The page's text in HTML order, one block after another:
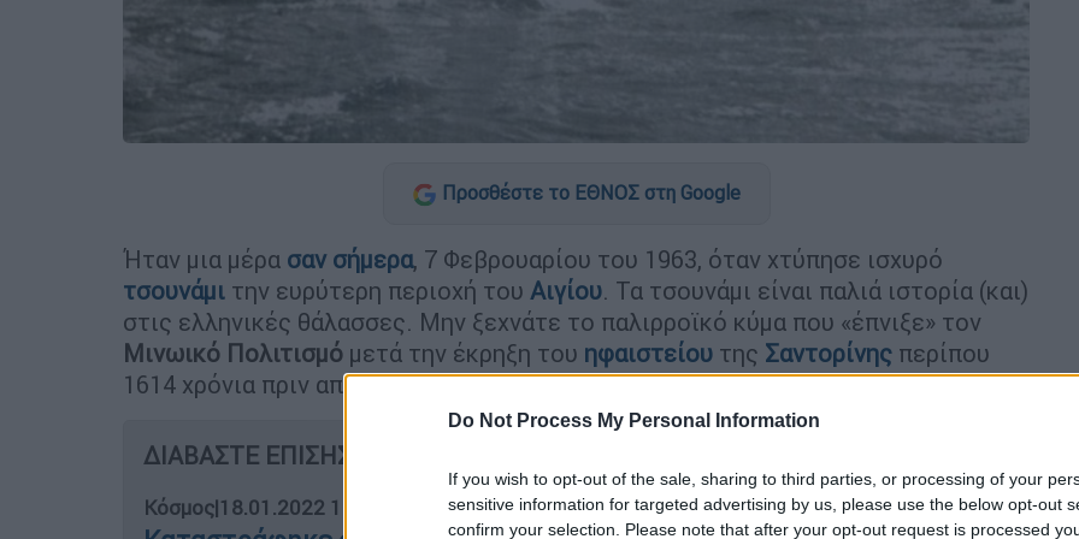
Do Not Process My Personal Information
If you wish to opt-out of the sale, sharing to third parties, or processing of your
sensitive information for targeted advertising by us, please use the below opt-out
confirm your selection. Please note that after your opt-out request is processed
Προσθέστε το ΕΘΝΟΣ στη Google
Ήταν μια μέρα σαν σήμερα, 7 Φεβρουαρίου του 1963, όταν χτύπησε ισχυρό
τσουνάμι την ευρύτερη περιοχή του Αιγίου. Τα τσουνάμι είναι παλιά ιστορία (και)
στις ελληνικές θάλασσες. Μην ξεχνάτε το παλιρροϊκό κύμα που «έπνιξε» τον
Μινωικό Πολιτισμό μετά την έκρηξη του ηφαιστείου της Σαντορίνης περίπου
1614 χρόνια πριν από τη γέννηση του Χριστού.
ΔΙΑΒΑΣΤΕ ΕΠΙΣΗΣ
Κόσμος|18.01.2022 13:22